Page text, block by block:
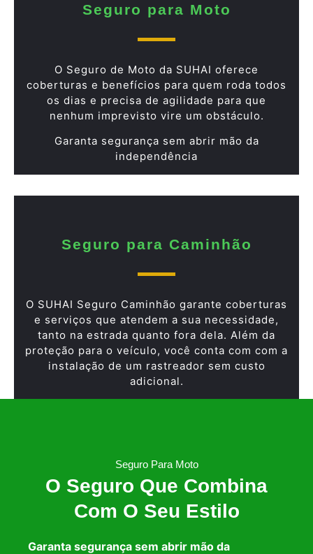
Seguro para Moto
O Seguro de Moto da SUHAI oferece
coberturas e benefícios para quem roda todos
os dias e precisa de agilidade para que
nenhum imprevisto vire um obstáculo.
Garanta segurança sem abrir mão da
independência
Seguro para Caminhão
O SUHAI Seguro Caminhão garante coberturas
e serviços que atendem a sua necessidade,
tanto na estrada quanto fora dela. Além da
proteção para o veículo, você conta com com a
instalação de um rastreador sem custo
adicional.
Seguro Para Moto
O Seguro Que Combina
Com O Seu Estilo
Garanta segurança sem abrir mão da